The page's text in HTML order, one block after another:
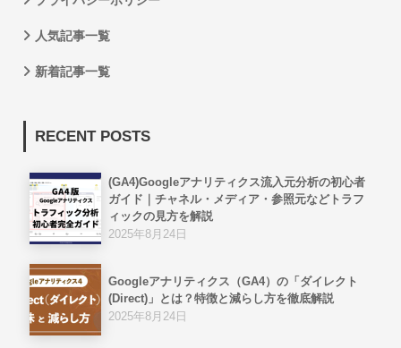
人気記事一覧
新着記事一覧
RECENT POSTS
(GA4)Googleアナリティクス流入元分析の初心者
ガイド｜チャネル・メディア・参照元などトラフ
ィックの見方を解説
2025年8月24日
Googleアナリティクス（GA4）の「ダイレクト
(Direct)」とは？特徴と減らし方を徹底解説
2025年8月24日